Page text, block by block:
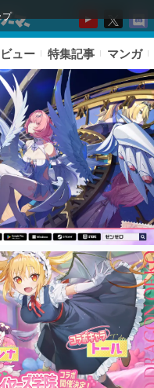
プ
ング
ュー 特集記事 マンガ